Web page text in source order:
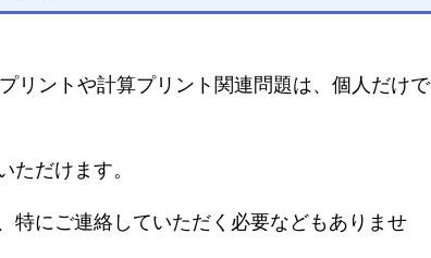
リントや計算プリント関連問題は、個人だけで
ただけます。
特にご連絡していただく必要などもありませ